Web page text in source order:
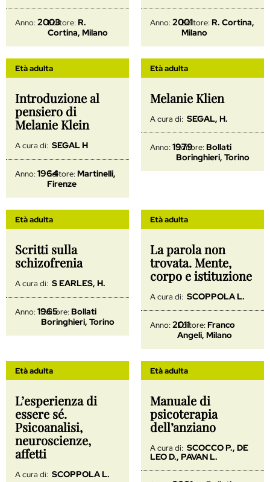
Anno:2003
Editore:R.
Cortina, Milano
Anno:2001
Editore:R. Cortina,
Milano
Età adulta
Introduzione al
pensiero di
Melanie Klein
A cura di: SEGAL H
Anno:1964Editore:Martinelli,
Firenze
Età adulta
Melanie Klien
A cura di: SEGAL, H.
Anno:1979
Editore:Bollati
Boringhieri, Torino
Età adulta
Scritti sulla
schizofrenia
A cura di: S EARLES, H.
Anno:1965
Editore:Bollati
Boringhieri, Torino
Età adulta
La parola non
trovata. Mente,
corpo e istituzione
A cura di: SCOPPOLA L.
Anno:2011
Editore:Franco
Angeli, Milano
Età adulta
L’esperienza di
essere sé.
Psicoanalisi,
neuroscienze,
affetti
A cura di: SCOPPOLA L.
Età adulta
Manuale di
psicoterapia
dell’anziano
A cura di: SCOCCO P., DE
LEO D., PAVAN L.